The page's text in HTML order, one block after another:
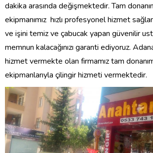
dakika arasında değişmektedir. Tam
ekipmanımız hızlı profesyonel hizmet
ve işini temiz ve çabucak yapan güvenilir
memnun kalacağınızı garanti ediyoruz.
hizmet vermekte olan firmamız tam
ekipmanlarıyla çilingir hizmeti vermektedir.